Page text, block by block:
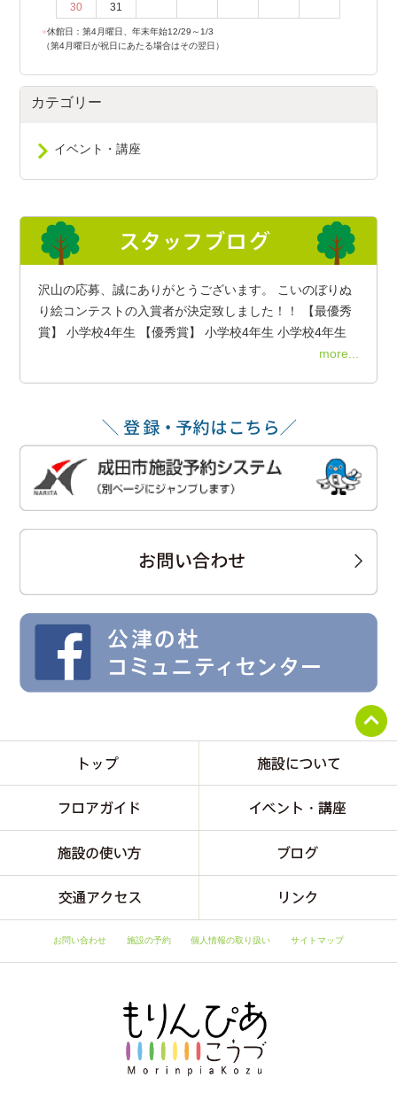
30
31
●休館日：第4月曜日、年末年始12/29～1/3
（第4月曜日が祝日にあたる場合はその翌日）
カテゴリー
イベント・講座
沢山の応募、誠にありがとうございます。 こいのぼりぬ
り絵コンテストの入賞者が決定致しました！！ 【最優秀
賞】 小学校4年生 【優秀賞】 小学校4年生 小学校4年生
more...
お問い合わせ 施設の予約 個人情報の取り扱い サイトマップ